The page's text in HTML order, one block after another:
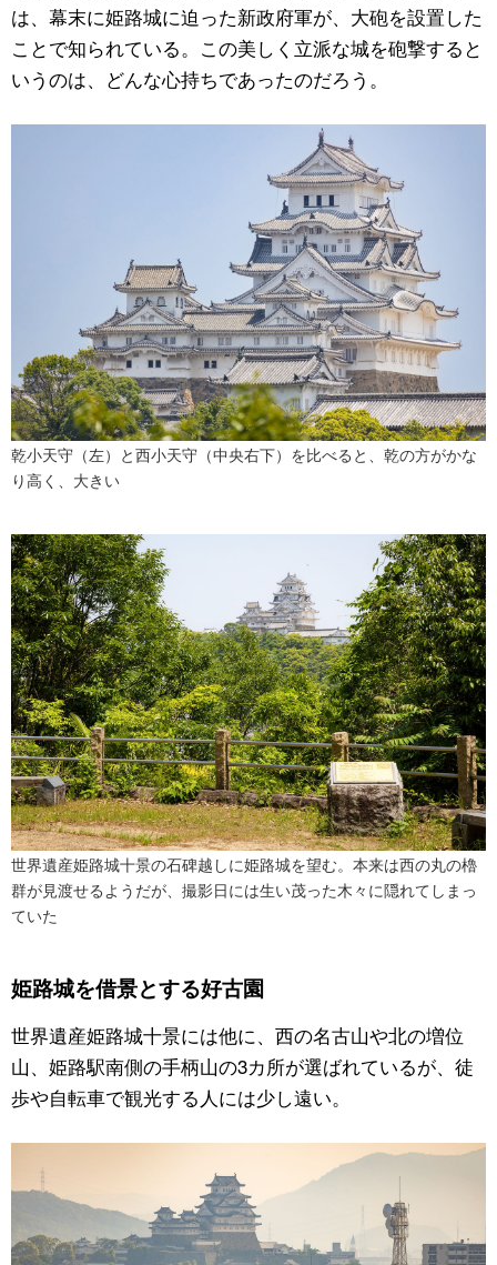
は、幕末に姫路城に迫った新政府軍が、大砲を設置した
ことで知られている。この美しく立派な城を砲撃すると
いうのは、どんな心持ちであったのだろう。
乾小天守（左）と西小天守（中央右下）を比べると、乾の方がかな
り高く、大きい
世界遺産姫路城十景の石碑越しに姫路城を望む。本来は西の丸の櫓
群が見渡せるようだが、撮影日には生い茂った木々に隠れてしまっ
ていた
姫路城を借景とする好古園
世界遺産姫路城十景には他に、西の名古山や北の増位
山、姫路駅南側の手柄山の3カ所が選ばれているが、徒
歩や自転車で観光する人には少し遠い。